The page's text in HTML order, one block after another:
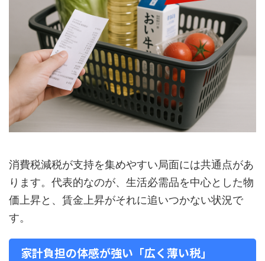
消費税減税が支持を集めやすい局面には共通点があ
ります。代表的なのが、生活必需品を中心とした物
価上昇と、賃金上昇がそれに追いつかない状況で
す。
家計負担の体感が強い「広く薄い税」